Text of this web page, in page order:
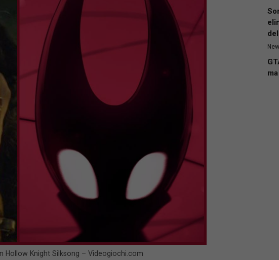
Hollow Knight Silksong – Videogiochi.com